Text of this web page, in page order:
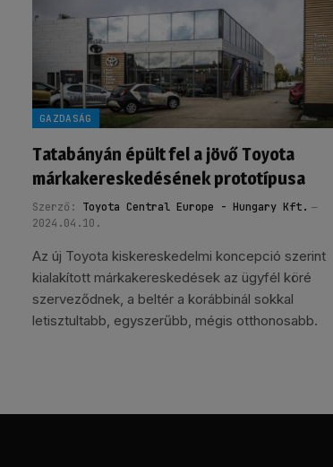
GAZDASÁG
Tatabányán épült fel a jövő Toyota
márkakereskedésének prototípusa
Szerző:
Toyota Central Europe - Hungary Kft.
2024.04.10.
Az új Toyota kiskereskedelmi koncepció szerint
kialakított márkakereskedések az ügyfél köré
szerveződnek, a beltér a korábbinál sokkal
letisztultabb, egyszerűbb, mégis otthonosabb.